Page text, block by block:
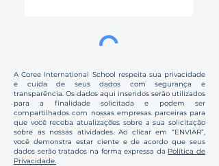
A Coree International School respeita sua privacidade
e cuida de seus dados com segurança e
transparência. Os dados aqui inseridos serão utilizados
para a finalidade solicitada e podem ser
compartilhados com nossas empresas parceiras para
que você receba atualizações sobre a sua solicitação
sobre as nossas atividades. Ao clicar em “ENVIAR”,
você demonstra estar ciente e de acordo que seus
dados serão tratados na forma expressa da Política de
Privacidade.